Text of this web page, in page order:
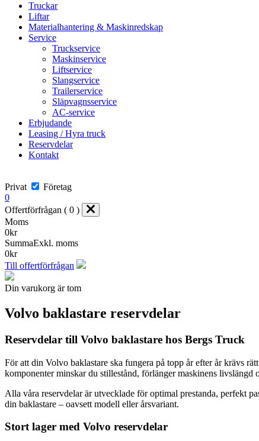
Truckar
Liftar
Materialhantering & Maskinredskap
Service
Truckservice
Maskinservice
Liftservice
Slangservice
Trailerservice
Släpvagnsservice
AC-service
Erbjudande
Leasing / Hyra truck
Reservdelar
Kontakt
Privat
Företag
0
Offertförfrågan ( 0 )
Moms
0kr
SummaExkl. moms
0kr
Till offertförfrågan
Din varukorg är tom
Volvo baklastare reservdelar
Reservdelar till Volvo baklastare hos Bergs Truck
För att din Volvo baklastare ska fungera på topp år efter år krävs
komponenter minskar du stillestånd, förlänger maskinens livslängd
Alla våra reservdelar är utvecklade för optimal prestanda, perfekt
din baklastare – oavsett modell eller årsvariant.
Stort lager med Volvo reservdelar